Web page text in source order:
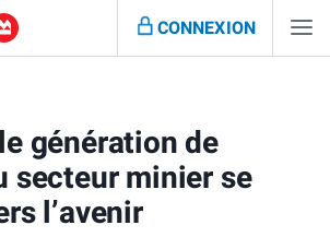
CONNEXION
génération de
secteur minier se
l’avenir